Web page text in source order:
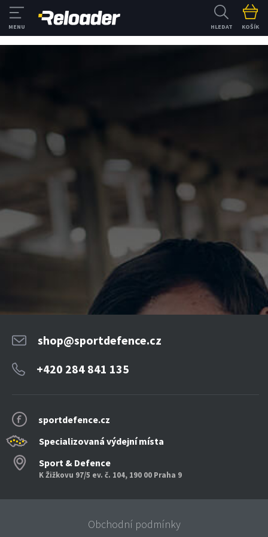
HLEDAT KOŠÍK
sportdefence.cz
Specializovaná výdejní místa
Sport & Defence
K Žižkovu 97/5 ev. č. 104, 190 00 Praha 9
shop@sportdefence.cz
+420 284 841 135
Obchodní podmínky